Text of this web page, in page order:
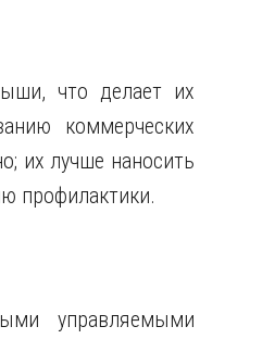
что делает их
коммерческих
их лучше наносить
профилактики.
управляемыми